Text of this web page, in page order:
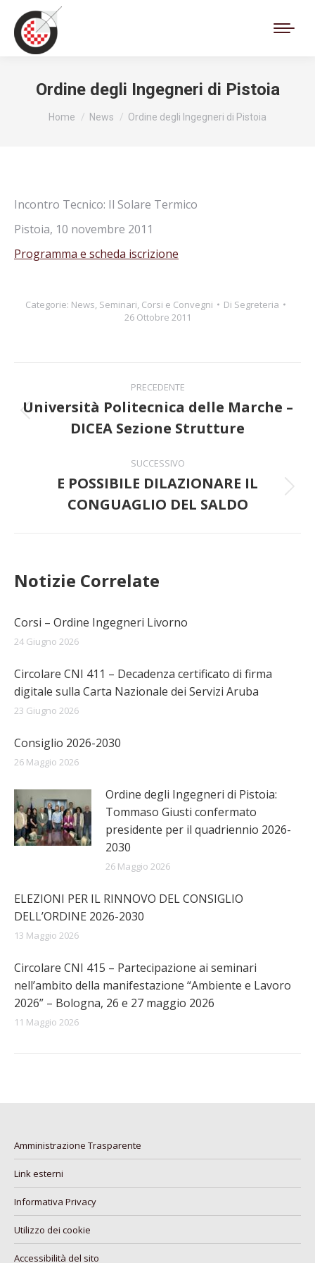
Ordine degli Ingegneri di Pistoia
Tu sei qui:
Home News Ordine degli Ingegneri di Pistoia
Incontro Tecnico: Il Solare Termico
Pistoia, 10 novembre 2011
Programma e scheda iscrizione
Categorie: News, Seminari, Corsi e Convegni Di Segreteria
26 Ottobre 2011
tra
post
PRECEDENTE
Post
precedente:
Università Politecnica delle Marche –
DICEA Sezione Strutture
SUCCESSIVO
Prossimo
post:
E POSSIBILE DILAZIONARE IL
CONGUAGLIO DEL SALDO
Notizie Correlate
Corsi – Ordine Ingegneri Livorno
24 Giugno 2026
Circolare CNI 411 – Decadenza certificato di firma
digitale sulla Carta Nazionale dei Servizi Aruba
23 Giugno 2026
Consiglio 2026-2030
26 Maggio 2026
Ordine degli Ingegneri di Pistoia:
Tommaso Giusti confermato
presidente per il quadriennio 2026-
2030
26 Maggio 2026
ELEZIONI PER IL RINNOVO DEL CONSIGLIO
DELL’ORDINE 2026-2030
13 Maggio 2026
Circolare CNI 415 – Partecipazione ai seminari
nell’ambito della manifestazione “Ambiente e Lavoro
2026” – Bologna, 26 e 27 maggio 2026
11 Maggio 2026
Amministrazione Trasparente
Link esterni
Informativa Privacy
Utilizzo dei cookie
Accessibilità del sito